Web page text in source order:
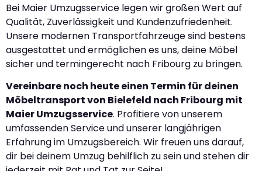
Bei Maier Umzugsservice legen wir großen Wert auf
Qualität, Zuverlässigkeit und Kundenzufriedenheit.
Unsere modernen Transportfahrzeuge sind bestens
ausgestattet und ermöglichen es uns, deine Möbel
sicher und termingerecht nach Fribourg zu bringen.
Vereinbare noch heute einen Termin für deinen
Möbeltransport von Bielefeld nach Fribourg mit
Maier Umzugsservice. Profitiere von unserem
umfassenden Service und unserer langjährigen
Erfahrung im Umzugsbereich. Wir freuen uns darauf,
dir bei deinem Umzug behilflich zu sein und stehen dir